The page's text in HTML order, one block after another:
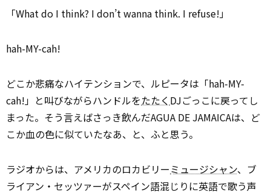
「What do I think? I don’t wanna think. I refuse!」
hah-MY-cah!
どこか悲痛なハイテンションで、ルピータは「hah-MY-
cah!」と叫びながらハンドルをたたく DJごっこに戻ってし
まった。そう言えばさっき飲んだAGUA DE JAMAICAは、ど
こか血の色に似ていたなあ、と、ふと思う。
ラジオからは、アメリカのロカビリーミュージシャン、ブ
ライアン・セッツァーがスペイン語混じりに英語で歌う声